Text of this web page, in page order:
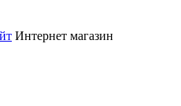
Интернет магазин